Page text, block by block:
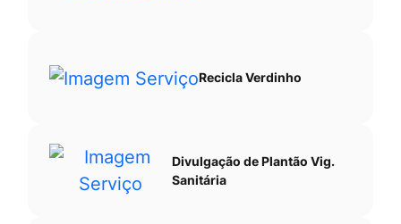
Recicla Verdinho
Divulgação de Plantão Vig.
Sanitária